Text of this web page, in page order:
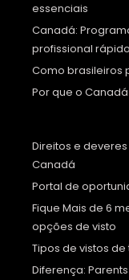
essenciais
Canadá:
profissional rápido
Como brasileiros
Por que o
Direitos e
Canadá
Portal de
Fique Mais de 6
opções de visto
Tipos de vistos
Diferença: